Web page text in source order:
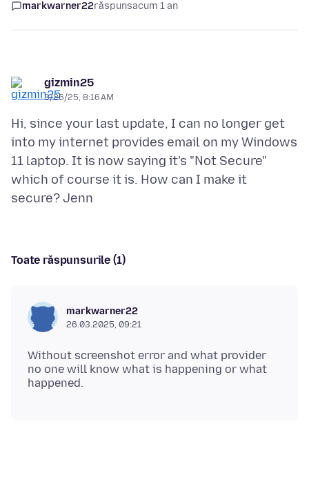
markwarner22răspunsacum 1 an
gizmin25
3/26/25, 8:16 AM
Hi, since your last update, I can no longer get
into my internet provides email on my Windows
11 laptop. It is now saying it's "Not Secure"
which of course it is. How can I make it
Toate răspunsurile (1)
markwarner22
26.03.2025, 09:21
Without screenshot error and what provider
no one will know what is happening or what